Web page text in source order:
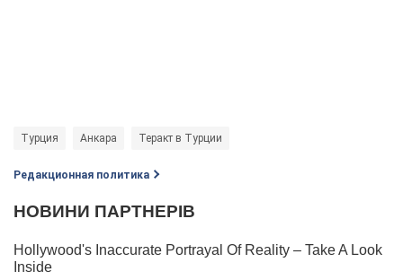
Турция Анкара Теракт в Турции
Редакционная политика